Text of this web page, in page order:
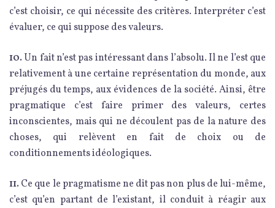
c’est choisir, ce qui nécessite des critères. Interpréter c’est
évaluer, ce qui suppose des valeurs.
10. Un fait n’est pas intéressant dans l’absolu. Il ne l’est que
relativement à une certaine représentation du monde, aux
préjugés du temps, aux évidences de la société. Ainsi, être
pragmatique c’est faire primer des valeurs, certes
inconscientes, mais qui ne découlent pas de la nature des
choses, qui relèvent en fait de choix ou de
conditionnements idéologiques.
11. Ce que le pragmatisme ne dit pas non plus de lui-même,
c’est qu’en partant de l’existant, il conduit à réagir aux